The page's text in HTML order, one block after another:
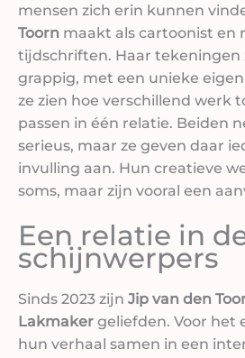
mensen zich erin kunnen
Toorn maakt als cartoonist en
tijdschriften. Haar tekeningen
grappig, met een unieke
ze zien hoe verschillend werk
passen in één relatie. Beiden
serieus, maar ze geven daar
invulling aan. Hun creatieve
soms, maar zijn vooral een
Een relatie in
schijnwerpers
Sinds 2023 zijn Jip van den
Lakmaker geliefden. Voor het
hun verhaal samen in een